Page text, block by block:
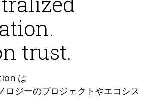
trust.
は
ロジーのプロジェクトやエコシス